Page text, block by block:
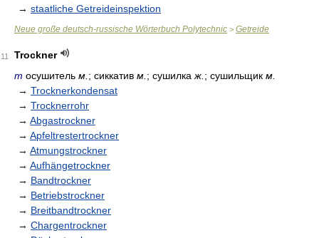
→ staatliche Getreideinspektion
Neue große deutsch-russische Wörterbuch Polytechnic > Getreide
11
Trockner
m осушитель м. ; сиккатив м. ; сушилка ж. ; сушильщик м.
→ Trocknerkondensat
→ Trocknerrohr
→ Abgastrockner
→ Apfeltrestertrockner
→ Atmungstrockner
→ Aufhängetrockner
→ Bandtrockner
→ Betriebstrockner
→ Breitbandtrockner
→ Chargentrockner